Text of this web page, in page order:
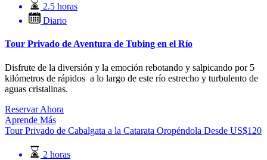
2.5 horas
Diario
Tour Privado de Aventura de Tubing en el Río
Disfrute de la diversión y la emoción rebotando y salpicando por 5
kilómetros de rápidos a lo largo de este río estrecho y turbulento de
aguas cristalinas.
Reservar Ahora
Aprende Más
Tour Privado de Cabalgata a la Catarata Oropéndola Desde US$120
2 horas